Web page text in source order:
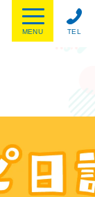
TEL
MENU